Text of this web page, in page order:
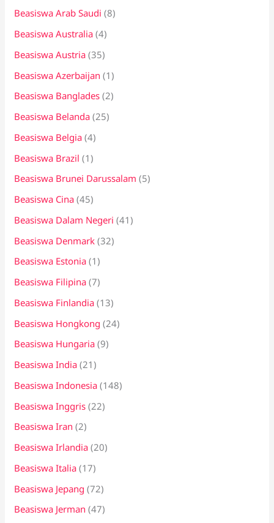
k
:
Beasiswa Arab Saudi (8)
Beasiswa Australia (4)
Beasiswa Austria (35)
Beasiswa Azerbaijan (1)
Beasiswa Banglades (2)
Beasiswa Belanda (25)
Beasiswa Belgia (4)
Beasiswa Brazil (1)
Beasiswa Brunei Darussalam (5)
Beasiswa Cina (45)
Beasiswa Dalam Negeri (41)
Beasiswa Denmark (32)
Beasiswa Estonia (1)
Beasiswa Filipina (7)
Beasiswa Finlandia (13)
Beasiswa Hongkong (24)
Beasiswa Hungaria (9)
Beasiswa India (21)
Beasiswa Indonesia (148)
Beasiswa Inggris (22)
Beasiswa Iran (2)
Beasiswa Irlandia (20)
Beasiswa Italia (17)
Beasiswa Jepang (72)
Beasiswa Jerman (47)